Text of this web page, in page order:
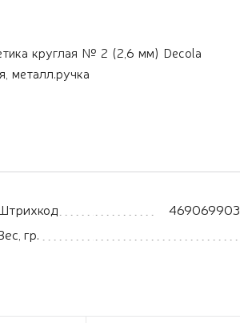
круглая № 2 (2,6 мм) Decola
металл.ручка
гр.